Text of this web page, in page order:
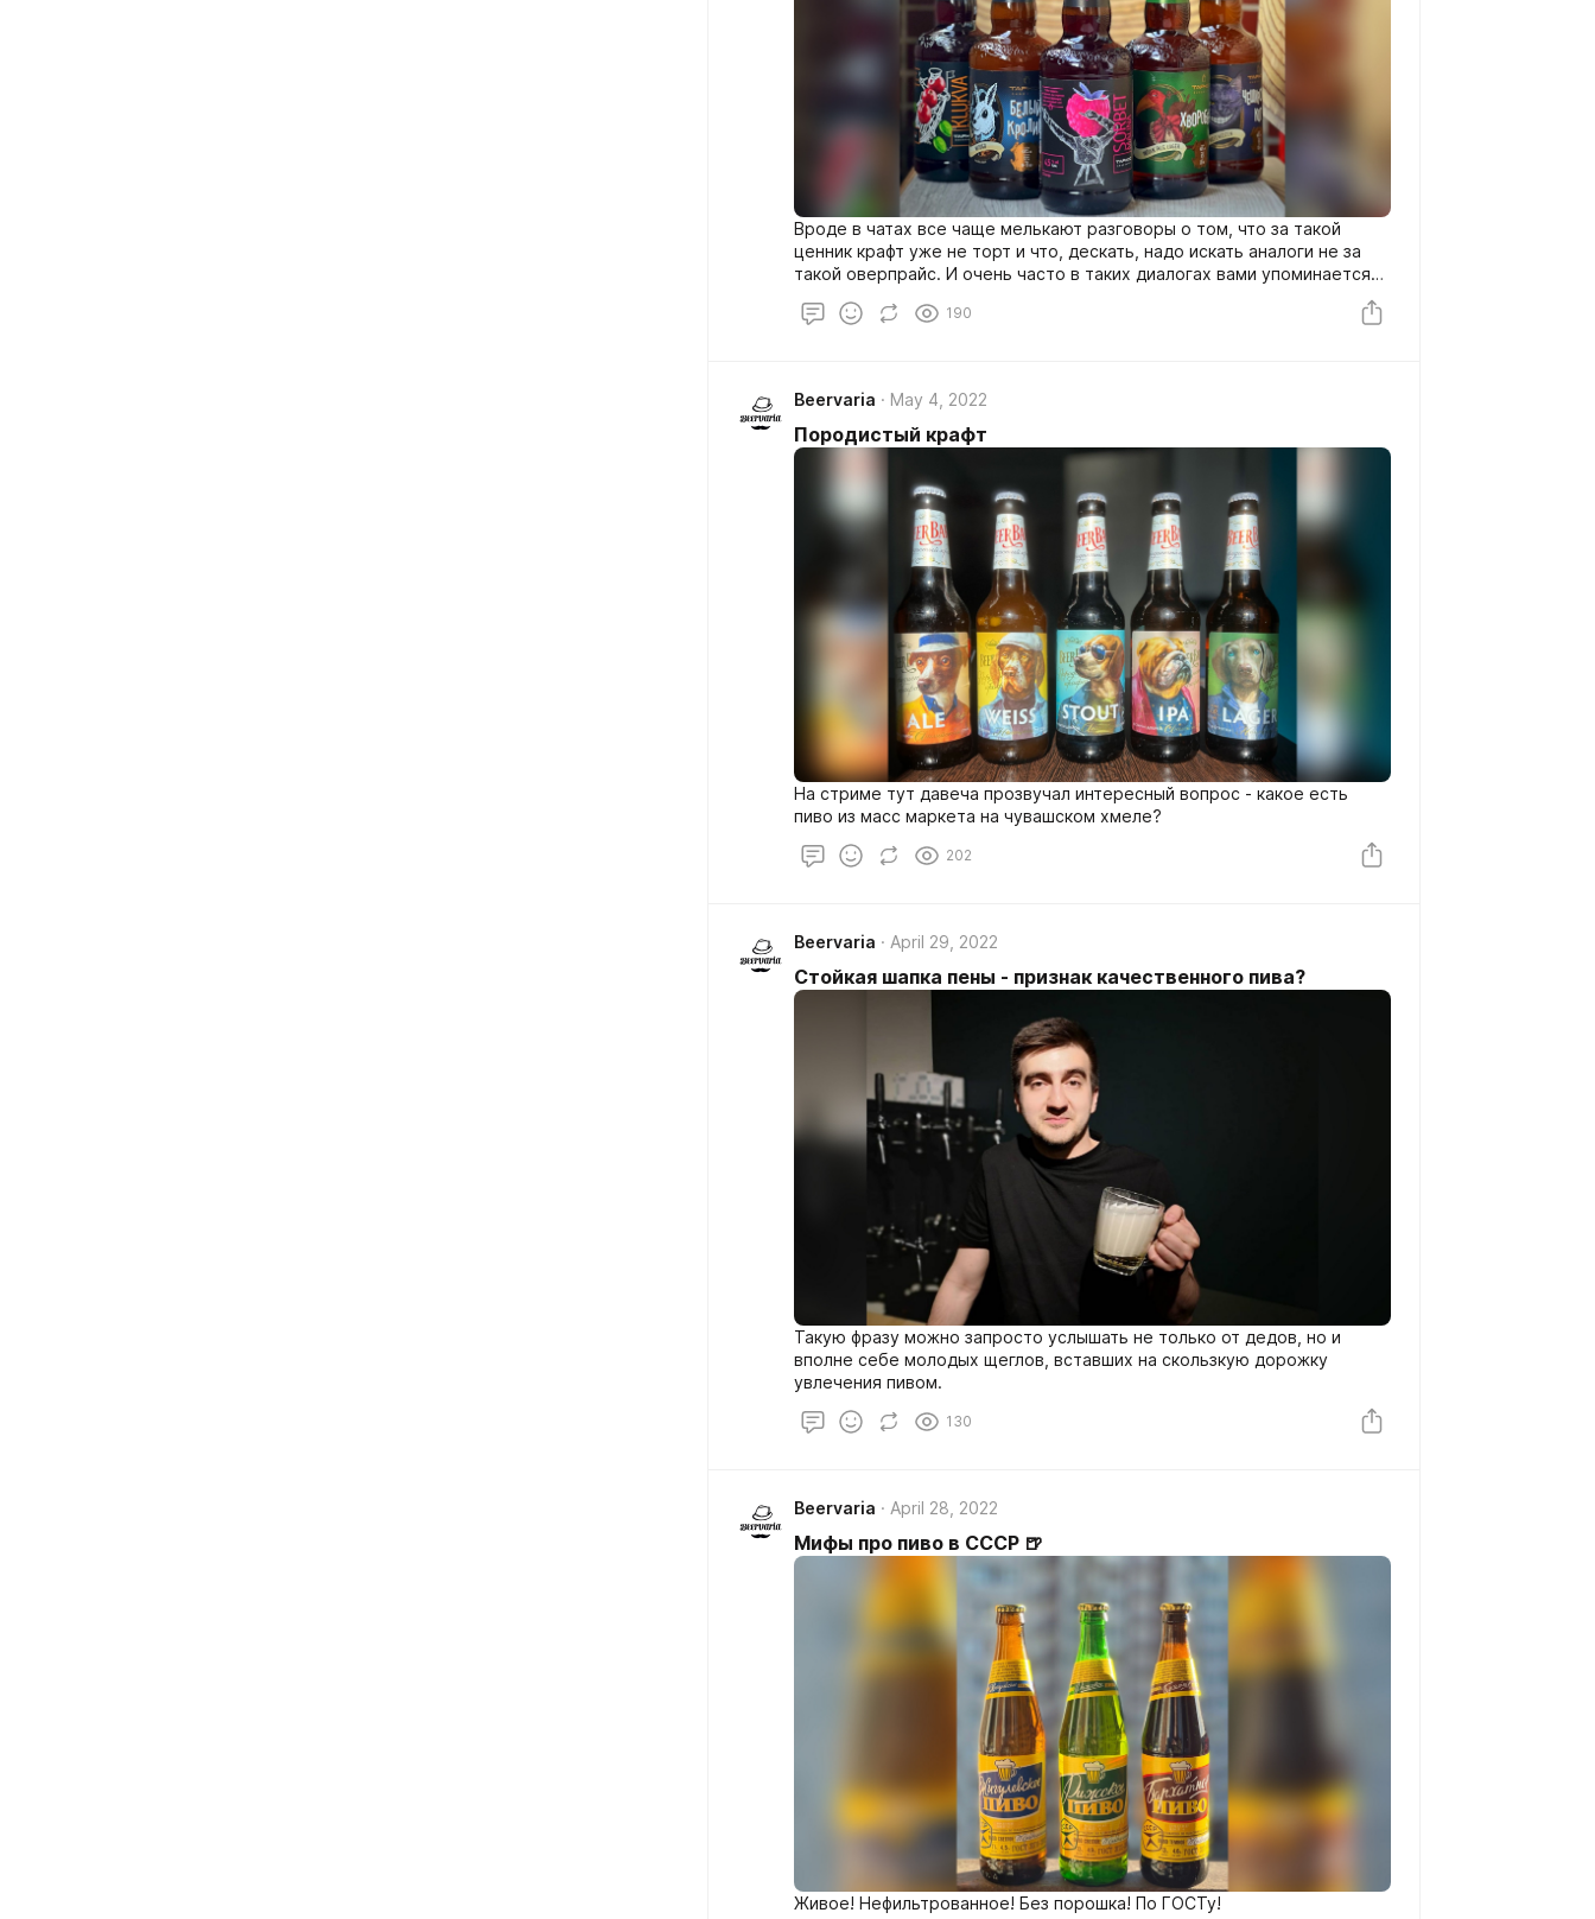
Вроде в чатах все чаще мелькают разговоры о том, что за такой
ценник крафт уже не торт и что, дескать, надо искать аналоги не за
такой оверпрайс. И очень часто в таких диалогах вами упоминается
190
Beervaria May 4, 2022
Породистый крафт
На стриме тут давеча прозвучал интересный вопрос - какое есть
пиво из масс маркета на чувашском хмеле?
202
Beervaria April 29, 2022
Стойкая шапка пены - признак качественного пива?
Такую фразу можно запросто услышать не только от дедов, но и
вполне себе молодых щеглов, вставших на скользкую дорожку
увлечения пивом.
130
Beervaria April 28, 2022
Мифы про пиво в СССР 🍺
Живое! Нефильтрованное! Без порошка! По ГОСТу!